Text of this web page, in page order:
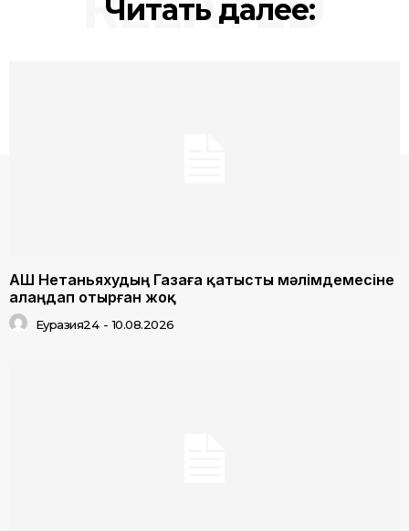
Читать далее:
АҚШ Нетаньяхудың Газаға қатысты мәлімдемесіне
алаңдап отырған жоқ
Еуразия24 - 10.08.2026